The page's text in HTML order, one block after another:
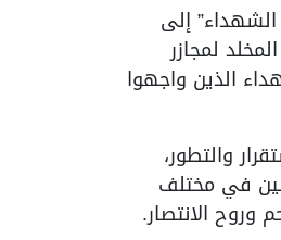
الشهداء” إلى
لمجازر
الذين واجهوا
والتطور،
في مختلف
وروح الانتصار.